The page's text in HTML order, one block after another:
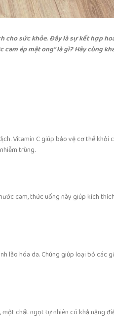
cho sức khỏe. Đây là sự kết hợp
ép mật ong” là gì? Hãy cùng
Vitamin C giúp bảo vệ cơ thể khỏi
trùng.
cam, thức uống này giúp kích
lão hóa da. Chúng giúp loại bỏ các
chất ngọt tự nhiên có khả năng